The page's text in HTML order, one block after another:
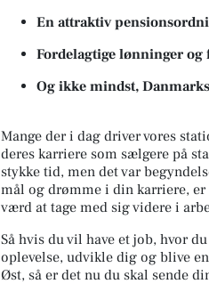
En attraktiv
Fordelagtige lønninger
Og ikke mindst,
Mange der i dag driver vores
deres karriere som sælgere på
stykke tid, men det var
mål og drømme i din karriere,
værd at tage med sig videre i
Så hvis du vil have et job, hvor
oplevelse, udvikle dig og blive
Øst, så er det nu du skal sende